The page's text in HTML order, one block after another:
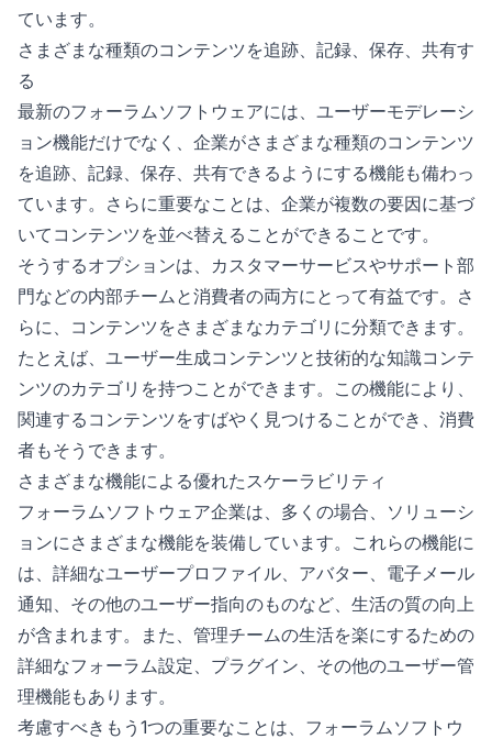
ています。
さまざまな種類のコンテンツを追跡、記録、保存、共有す
る
最新のフォーラムソフトウェアには、ユーザーモデレーシ
ョン機能だけでなく、企業がさまざまな種類のコンテンツ
を追跡、記録、保存、共有できるようにする機能も備わっ
ています。さらに重要なことは、企業が複数の要因に基づ
いてコンテンツを並べ替えることができることです。
そうするオプションは、カスタマーサービスやサポート部
門などの内部チームと消費者の両方にとって有益です。さ
らに、コンテンツをさまざまなカテゴリに分類できます。
たとえば、ユーザー生成コンテンツと技術的な知識コンテ
ンツのカテゴリを持つことができます。この機能により、
関連するコンテンツをすばやく見つけることができ、消費
者もそうできます。
さまざまな機能による優れたスケーラビリティ
フォーラムソフトウェア企業は、多くの場合、ソリューシ
ョンにさまざまな機能を装備しています。これらの機能に
は、詳細なユーザープロファイル、アバター、電子メール
通知、その他のユーザー指向のものなど、生活の質の向上
が含まれます。また、管理チームの生活を楽にするための
詳細なフォーラム設定、プラグイン、その他のユーザー管
理機能もあります。
考慮すべきもう1つの重要なことは、フォーラムソフトウ